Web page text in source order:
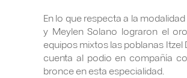
En lo que respecta a la
y Meylen Solano lograron el
equipos mixtos las poblanas Itzel
cuenta al podio en compañía
bronce en esta especialidad.